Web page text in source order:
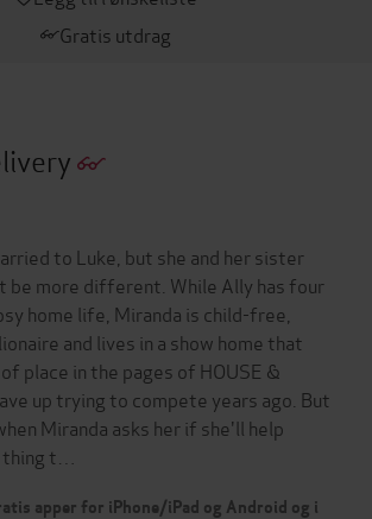
Gratis utdrag
to Luke, but she and her sister
be more different. While Ally has four
home life, Miranda is child-free,
and lives in a show home that
place in the pages of HOUSE &
up trying to compete years ago. But
Miranda asks her if she'll help
t…
apper for iPhone/iPad og Android og i